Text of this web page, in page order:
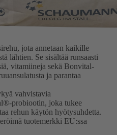
jota annetaan kaikille
lähtien. Se sisältää runsaasti
vitamiineja sekä Bonvital-
ja parantaa
vahvistavia
probiootin, joka tukee
rehun käytön hyötysuhdetta.
tuotemerkki EU:ssa